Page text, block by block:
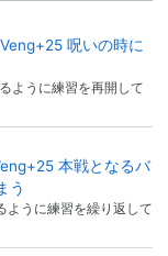
呪いの時に
ように練習を再開して
本戦となるバ
う
うに練習を繰り返して